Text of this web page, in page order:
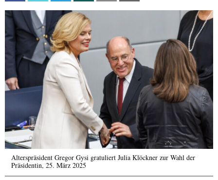
Alterspräsident Gregor Gysi gratuliert Julia Klöckner zur Wahl der
Präsidentin, 25. März 2025